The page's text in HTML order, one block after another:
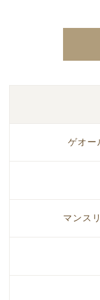
ゲオー
マンス